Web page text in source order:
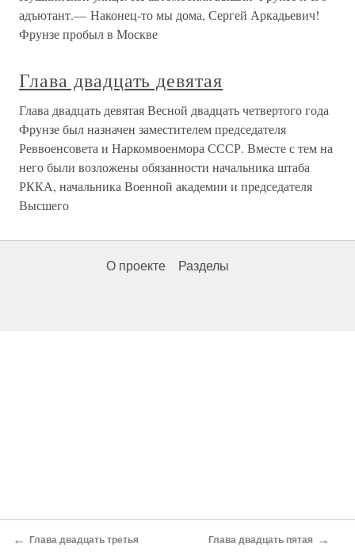
адъютант.— Наконец-то мы дома, Сергей Аркадьевич!
Фрунзе пробыл в Москве
Глава двадцать девятая
Глава двадцать девятая Весной двадцать четвертого года
Фрунзе был назначен заместителем председателя
Реввоенсовета и Наркомвоенмора СССР. Вместе с тем на
него были возложены обязанности начальника штаба
РККА, начальника Военной академии и председателя
Высшего
О проекте Разделы
← Глава двадцать третья Глава двадцать пятая →